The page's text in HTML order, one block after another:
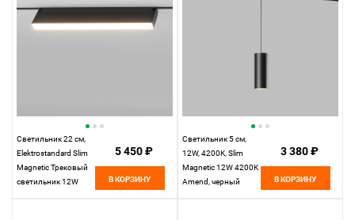
Светильник 22 см,
Elektrostandard Slim
Magnetic Трековый
светильник 12W
5 450 ₽
В КОРЗИНУ
Светильник 5 см,
12W, 4200K, Slim
Magnetic 12W 4200K
Amend, черный
3 380 ₽
В КОРЗИНУ